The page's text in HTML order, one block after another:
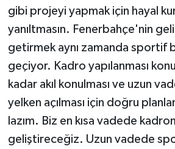
gibi projeyi yapmak için hayal
yanıltmasın. Fenerbahçe'nin
getirmek aynı zamanda sportif
geçiyor. Kadro yapılanması
kadar akıl konulması ve uzun
yelken açılması için doğru
lazım. Biz en kısa vadede
geliştireceğiz. Uzun vadede